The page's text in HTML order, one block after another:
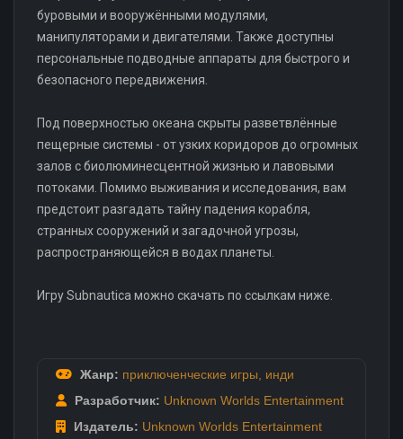
буровыми и вооружёнными модулями,
манипуляторами и двигателями. Также доступны
персональные подводные аппараты для быстрого и
безопасного передвижения.
Под поверхностью океана скрыты разветвлённые
пещерные системы - от узких коридоров до огромных
залов с биолюминесцентной жизнью и лавовыми
потоками. Помимо выживания и исследования, вам
предстоит разгадать тайну падения корабля,
странных сооружений и загадочной угрозы,
распространяющейся в водах планеты.
Игру Subnautica можно скачать по ссылкам ниже.
Жанр: приключенческие игры
инди
Разработчик: Unknown Worlds Entertainment
Издатель: Unknown Worlds Entertainment